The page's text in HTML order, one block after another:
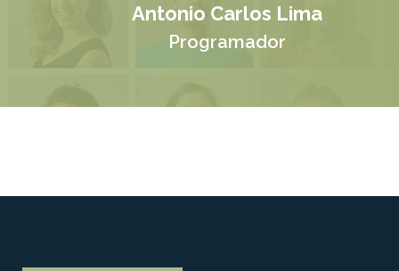
Antonio Carlos Lima
Programador